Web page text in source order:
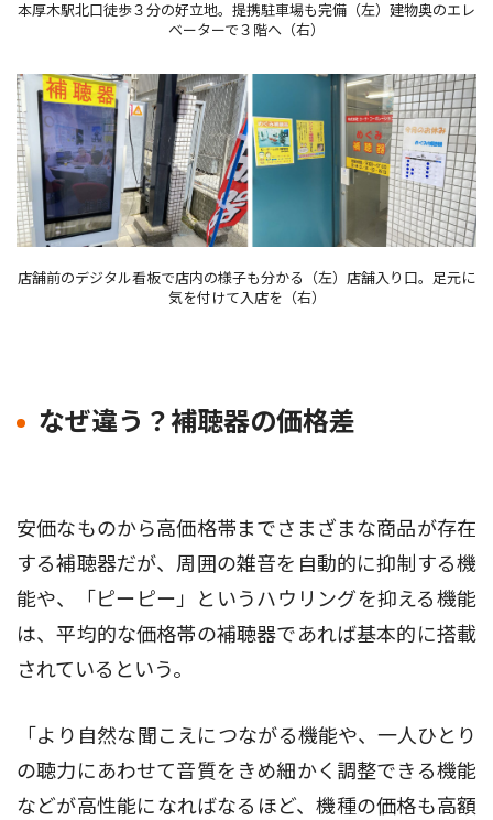
本厚木駅北口徒歩３分の好立地。提携駐車場も完備（左）建物奥のエレ
ベーターで３階へ（右）
店舗前のデジタル看板で店内の様子も分かる（左）店舗入り口。足元に
気を付けて入店を（右）
なぜ違う？補聴器の価格差
安価なものから高価格帯までさまざまな商品が存在
する補聴器だが、周囲の雑音を自動的に抑制する機
能や、「ピーピー」というハウリングを抑える機能
は、平均的な価格帯の補聴器であれば基本的に搭載
されているという。
「より自然な聞こえにつながる機能や、一人ひとり
の聴力にあわせて音質をきめ細かく調整できる機能
などが高性能になればなるほど、機種の価格も高額